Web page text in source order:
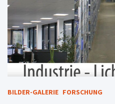
BILDER-GALERIE FORSCHUNG